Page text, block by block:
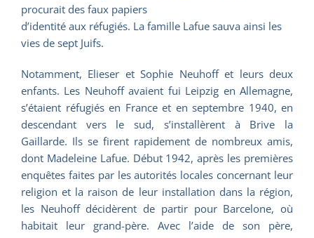
procurait des faux papiers
d’identité aux réfugiés. La famille Lafue sauva ainsi les
vies de sept Juifs.
Notamment, Elieser et Sophie Neuhoff et leurs deux
enfants. Les Neuhoff avaient fui Leipzig en Allemagne,
s’étaient réfugiés en France et en septembre 1940, en
descendant vers le sud, s’installèrent à Brive la
Gaillarde. Ils se firent rapidement de nombreux amis,
dont Madeleine Lafue. Début 1942, après les premières
enquêtes faites par les autorités locales concernant leur
religion et la raison de leur installation dans la région,
les Neuhoff décidèrent de partir pour Barcelone, où
habitait leur grand-père. Avec l’aide de son père,